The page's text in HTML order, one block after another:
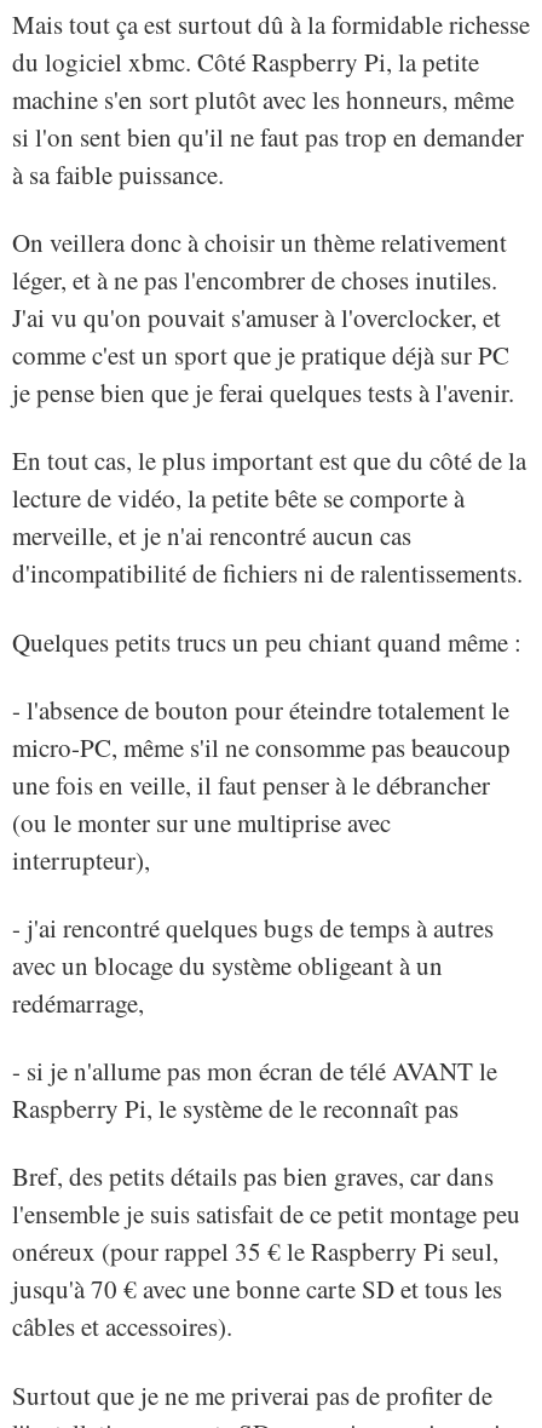
Mais tout ça est surtout dû à la formidable richesse
du logiciel xbmc. Côté Raspberry Pi, la petite
machine s'en sort plutôt avec les honneurs, même
si l'on sent bien qu'il ne faut pas trop en demander
à sa faible puissance.
On veillera donc à choisir un thème relativement
léger, et à ne pas l'encombrer de choses inutiles.
J'ai vu qu'on pouvait s'amuser à l'overclocker, et
comme c'est un sport que je pratique déjà sur PC
je pense bien que je ferai quelques tests à l'avenir.
En tout cas, le plus important est que du côté de la
lecture de vidéo, la petite bête se comporte à
merveille, et je n'ai rencontré aucun cas
d'incompatibilité de fichiers ni de ralentissements.
Quelques petits trucs un peu chiant quand même :
- l'absence de bouton pour éteindre totalement le
micro-PC, même s'il ne consomme pas beaucoup
une fois en veille, il faut penser à le débrancher
(ou le monter sur une multiprise avec
interrupteur),
- j'ai rencontré quelques bugs de temps à autres
avec un blocage du système obligeant à un
redémarrage,
- si je n'allume pas mon écran de télé AVANT le
Raspberry Pi, le système de le reconnaît pas
Bref, des petits détails pas bien graves, car dans
l'ensemble je suis satisfait de ce petit montage peu
onéreux (pour rappel 35 € le Raspberry Pi seul,
jusqu'à 70 € avec une bonne carte SD et tous les
câbles et accessoires).
Surtout que je ne me priverai pas de profiter de